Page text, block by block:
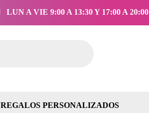
LUN A VIE 9:00 A 13:30 Y 17:00 A 20:00
REGALOS PERSONALIZADOS